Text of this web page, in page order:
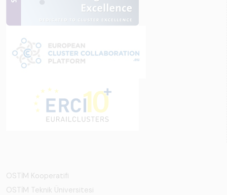
OSTİM Kooperatifi
OSTİM Teknik Üniversitesi